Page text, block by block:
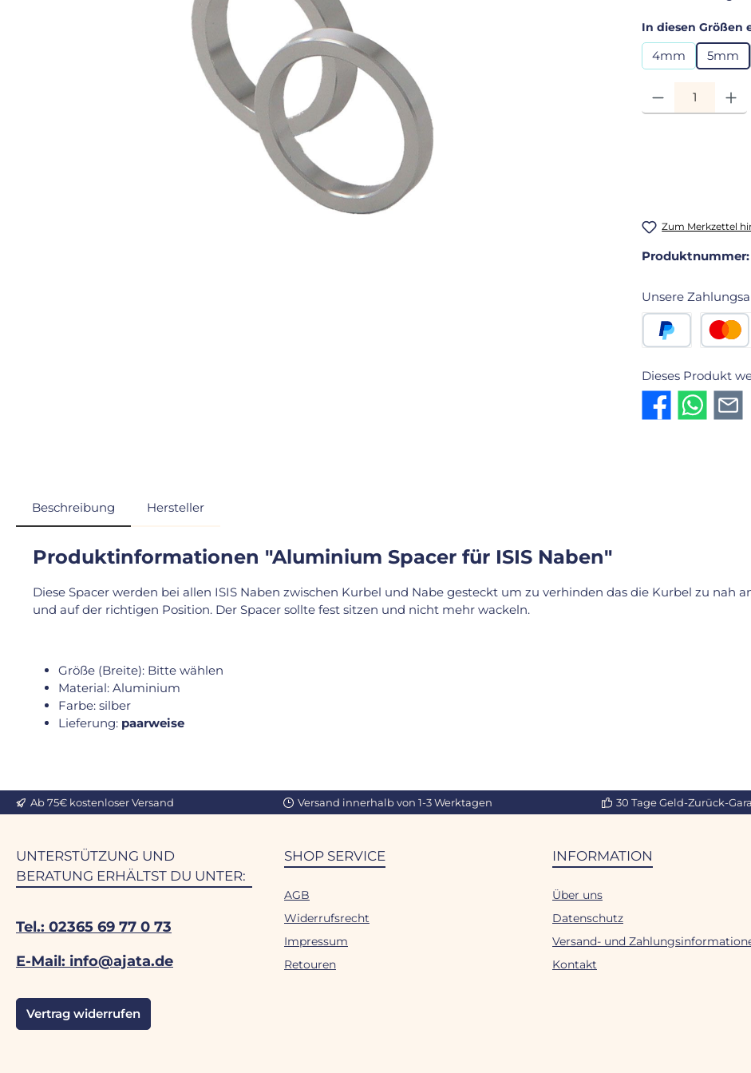
In diesen Größen
4mm 5mm
Produkt Anzahl:
Zum Merkzettel
Produktnummer:
Unsere
Dieses Produkt
Beschreibung Hersteller
Produktinformationen "Aluminium Spacer für ISIS Naben"
Diese Spacer werden bei allen ISIS Naben zwischen Kurbel und Nabe gesteckt um zu verhinden das die Kurbel zu nah
und auf der richtigen Position. Der Spacer sollte fest sitzen und nicht mehr wackeln.
Größe (Breite): Bitte wählen
Material: Aluminium
Farbe: silber
Lieferung: paarweise
Ab 75€ kostenloser Versand Versand innerhalb von 1-3 Werktagen 30 Tage Geld-Zurück-
UNTERSTÜTZUNG UND
BERATUNG ERHÄLTST DU UNTER:
Tel.: 02365 69 77 0 73
E-Mail: info@ajata.de
Vertrag widerrufen
SHOP SERVICE
AGB
Widerrufsrecht
Impressum
Retouren
INFORMATION
Über uns
Datenschutz
Versand- und
Kontakt